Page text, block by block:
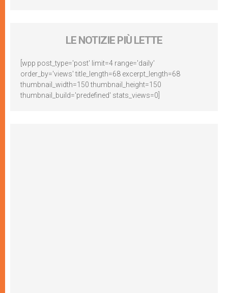
LE NOTIZIE PIÙ LETTE
[wpp post_type='post' limit=4 range='daily'
order_by='views' title_length=68 excerpt_length=68
thumbnail_width=150 thumbnail_height=150
thumbnail_build='predefined' stats_views=0]